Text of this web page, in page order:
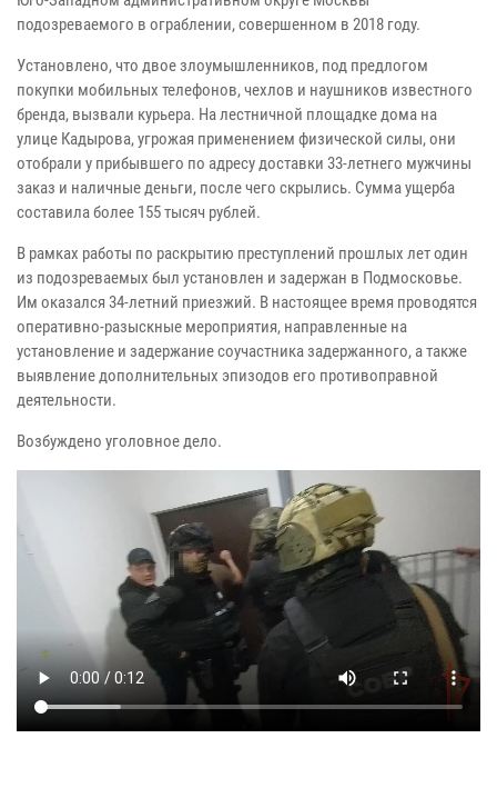
подозреваемого в ограблении, совершенном в 2018 году.
Установлено, что двое злоумышленников, под предлогом
покупки мобильных телефонов, чехлов и наушников известного
бренда, вызвали курьера. На лестничной площадке дома на
улице Кадырова, угрожая применением физической силы, они
отобрали у прибывшего по адресу доставки 33-летнего мужчины
заказ и наличные деньги, после чего скрылись. Сумма ущерба
составила более 155 тысяч рублей.
В рамках работы по раскрытию преступлений прошлых лет один
из подозреваемых был установлен и задержан в Подмосковье.
Им оказался 34-летний приезжий. В настоящее время проводятся
оперативно-разыскные мероприятия, направленные на
установление и задержание соучастника задержанного, а также
выявление дополнительных эпизодов его противоправной
деятельности.
Возбуждено уголовное дело.